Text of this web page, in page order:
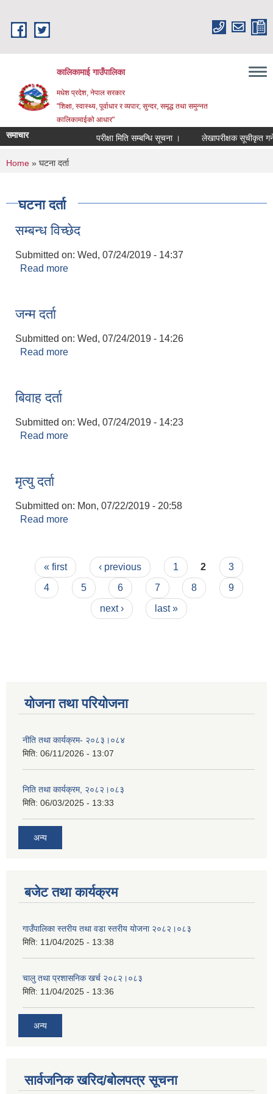
कालिकामाई गाउँपालिका
मधेश प्रदेश, नेपाल सरकार
"शिक्षा, स्वास्थ्य, पूर्वाधार र व्यपार; सुन्दर, समृद्ध तथा समुन्नत
कालिकामाईको आधार"
समाचार परीक्षा मिति सम्बन्धि सूचना । लेखापरीक्षक सूचीकृत गर्ने
You are here
Home » घटना दर्ता
घटना दर्ता
सम्बन्ध विच्छेद
Submitted on: Wed, 07/24/2019 - 14:37
Read more
जन्म दर्ता
Submitted on: Wed, 07/24/2019 - 14:26
Read more
बिवाह दर्ता
Submitted on: Wed, 07/24/2019 - 14:23
Read more
मृत्यु दर्ता
Submitted on: Mon, 07/22/2019 - 20:58
Read more
Pages
« first ‹ previous 1 2
3
4
5 6 7 8
9
next ›
last »
योजना तथा परियोजना
नीति तथा कार्यक्रम- २०८३।०८४
मिति: 06/11/2026 - 13:07
निति तथा कार्यक्रम, २०८२।०८३
मिति: 06/03/2025 - 13:33
अन्य
बजेट तथा कार्यक्रम
गाउँपालिका स्तरीय तथा वडा स्तरीय योजना २०८२।०८३
मिति: 11/04/2025 - 13:38
चालु तथा प्रशासनिक खर्च २०८२।०८३
मिति: 11/04/2025 - 13:36
अन्य
सार्वजनिक खरिद/बोलपत्र सूचना